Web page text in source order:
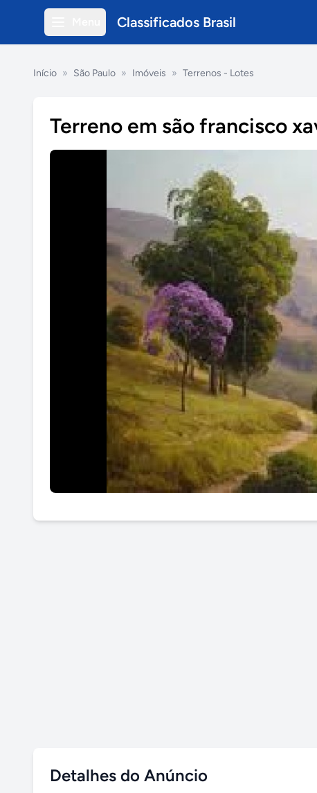
Classificados Brasil
Início » São Paulo » Imóveis » Terrenos - Lotes
Terreno em são francisco
Detalhes do Anúncio